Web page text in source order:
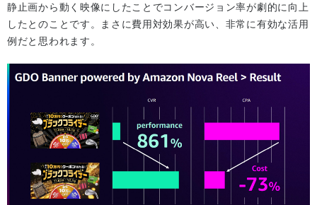
静止画から動く映像にしたことでコンバージョン率が劇的に向上
したとのことです。まさに費用対効果が高い、非常に有効な活用
例だと思われます。